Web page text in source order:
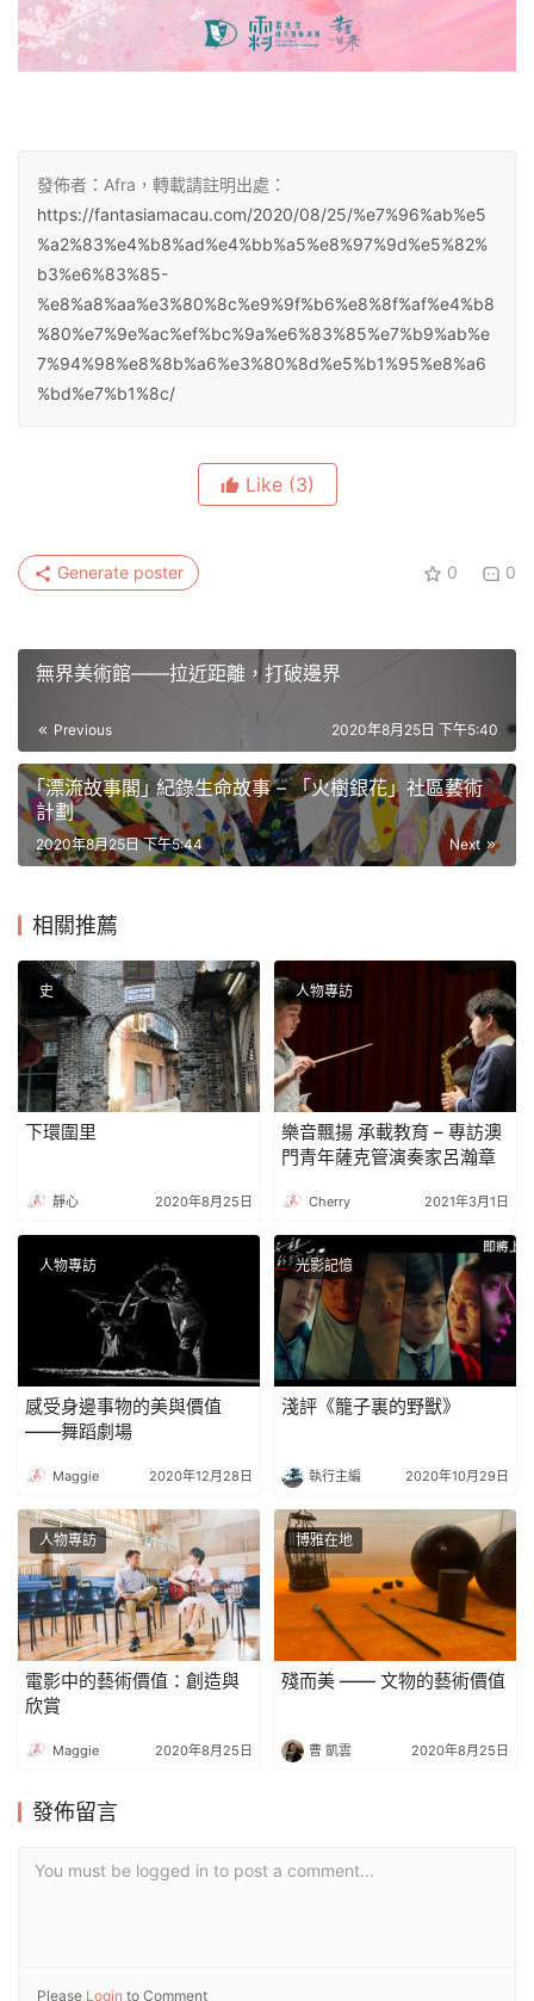
發佈者：Afra，轉載請註明出處：
https://fantasiamacau.com/2020/08/25/%e7%96%ab%e5
%a2%83%e4%b8%ad%e4%bb%a5%e8%97%9d%e5%82%
b3%e6%83%85-
%e8%a8%aa%e3%80%8c%e9%9f%b6%e8%8f%af%e4%b8
%80%e7%9e%ac%ef%bc%9a%e6%83%85%e7%b9%ab%e
7%94%98%e8%8b%a6%e3%80%8d%e5%b1%95%e8%a6
%bd%e7%b1%8c/
Like (3)
0 0
Generate poster
無界美術館——拉近距離，打破邊界
Previous 2020年8月25日 下午5:40
｢漂流故事閣｣ 紀錄生命故事 – 「火樹銀花」社區藝術
計劃
Next
2020年8月25日 下午5:44
相關推薦
史
下環圍里
靜心 2020年8月25日
人物專訪
樂音飄揚 承載教育 – 專訪澳
門青年薩克管演奏家呂瀚章
Cherry 2021年3月1日
人物專訪
感受身邊事物的美與價值
——舞蹈劇場
Maggie 2020年12月28日
光影記憶
淺評《籠子裏的野獸》
執行主編 2020年10月29日
人物專訪
電影中的藝術價值：創造與
欣賞
Maggie 2020年8月25日
博雅在地
殘而美 —— 文物的藝術價值
曹 凱雲 2020年8月25日
發佈留言
You must be logged in to post a comment...
Please Login to Comment